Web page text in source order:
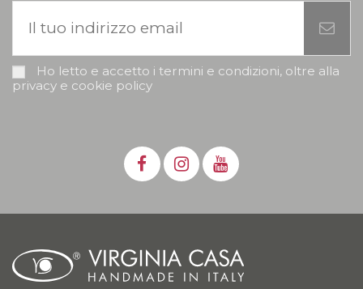
Ho letto e accetto i termini e condizioni, oltre alla
privacy e cookie policy